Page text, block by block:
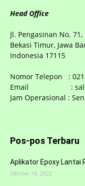
Head Office
Jl. Pengasinan No.
Bekasi Timur, Jawa
Indonesia 17115
Nomor Telepon : 021
Email :
Jam Operasional :
Pos-pos Terbaru
Aplikator Epoxy Lantai
Oktober 19, 2022